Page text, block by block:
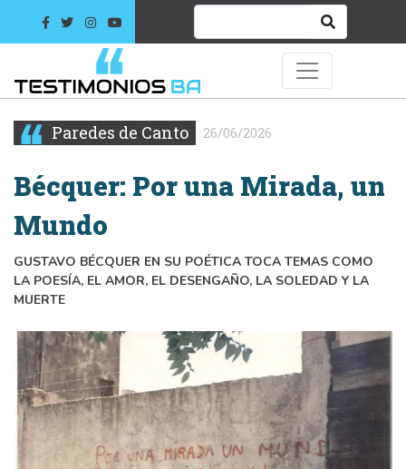
Paredes de Canto 26/06/2026
Bécquer: Por una Mirada, un
Mundo
GUSTAVO BÉCQUER EN SU POÉTICA TOCA TEMAS COMO
LA POESÍA, EL AMOR, EL DESENGAÑO, LA SOLEDAD Y LA
MUERTE